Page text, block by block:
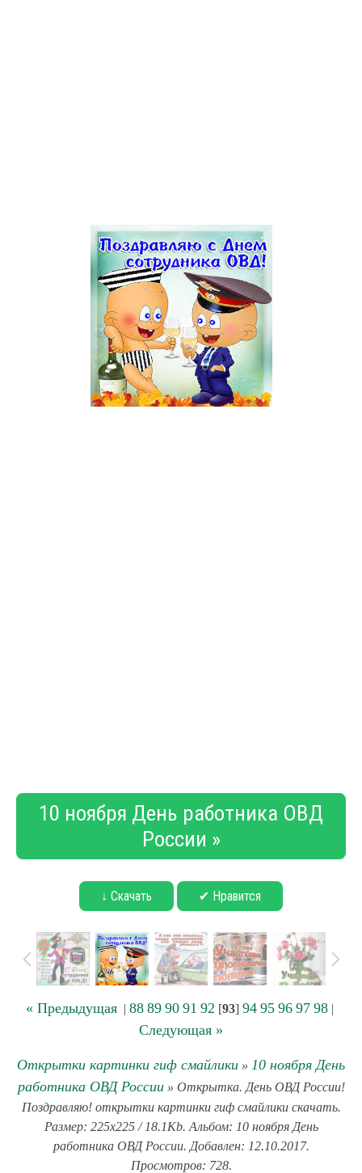
10 ноября День работника ОВД
России »
↓ Скачать ✔ Нравится
« Предыдущая| 88 89 90 91 92 [93] 94 95 96 97 98|
Следующая »
Открытки картинки гиф смайлики » 10 ноября День
работника ОВД России» Открытка. День ОВД России!
Поздравляю! открытки картинки гиф смайлики скачать.
Размер: 225x225 / 18.1Kb. Альбом: 10 ноября День
работника ОВД России. Добавлен: 12.10.2017.
Просмотров: 728.